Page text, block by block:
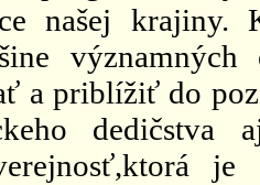
našej krajiny.
a priblížiť do